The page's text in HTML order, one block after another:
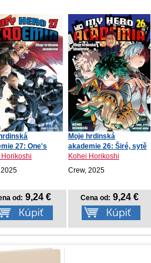
27: One's
Horikoshi
od: 9,24 €
Moje hrdinská
akademie 26: Širé, sytě
mo...
Kohei Horikoshi
Crew, 2025
Cena od: 9,24 €